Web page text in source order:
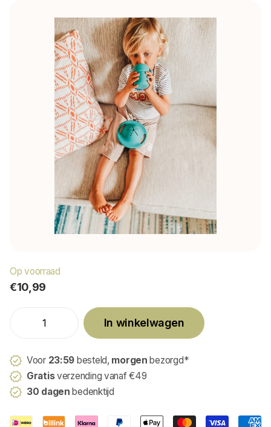
Op voorraad
€10,99
In winkelwagen
Voor 23:59 besteld, morgen bezorgd*
Gratisverzending vanaf €49
30 dagen bedenktijd